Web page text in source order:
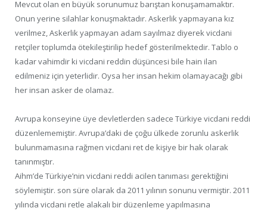
Mevcut olan en büyük sorunumuz barıştan konuşamamaktır.
Onun yerine silahlar konuşmaktadır. Askerlik yapmayana kız
verilmez, Askerlik yapmayan adam sayılmaz diyerek vicdani
retçiler toplumda ötekileştirilip hedef gösterilmektedir. Tablo o
kadar vahimdir ki vicdani reddin düşüncesi bile hain ilan
edilmeniz için yeterlidir. Oysa her insan hekim olamayacağı gibi
her insan asker de olamaz.
Avrupa konseyine üye devletlerden sadece Türkiye vicdani reddi
düzenlememiştir. Avrupa’daki de çoğu ülkede zorunlu askerlik
bulunmamasına rağmen vicdani ret de kişiye bir hak olarak
tanınmıştır.
Aihm’de Türkiye’nin vicdani reddi acilen tanıması gerektiğini
söylemiştir. son süre olarak da 2011 yılının sonunu vermiştir. 2011
yılında vicdani retle alakalı bir düzenleme yapılmasına